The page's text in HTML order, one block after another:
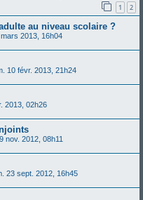
1 2
au niveau scolaire ?
mars 2013, 16h04
10 févr. 2013, 21h24
2013, 02h26
nov. 2012, 08h11
23 sept. 2012, 16h45